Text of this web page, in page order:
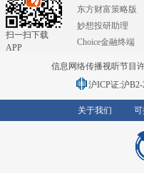
扫一扫下载
APP
东方财富策略版
妙想投研助理
Choice金融终端
信息网络传播视听节目
沪ICP证:沪B2-
关于我们 可